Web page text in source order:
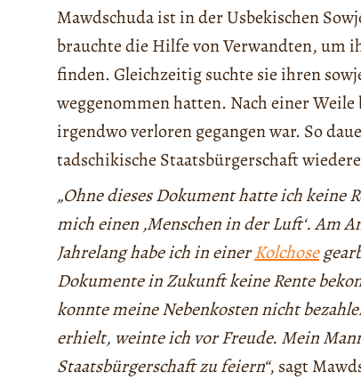
Mawdschuda ist in der Usbekischen
brauchte die Hilfe von Verwandten, um
finden. Gleichzeitig suchte sie ihren
weggenommen hatten. Nach einer
irgendwo verloren gegangen war. So
tadschikische Staatsbürgerschaft
„Ohne dieses Dokument hatte ich keine
mich einen ‚Menschen in der Luft‘. Am
Jahrelang habe ich in einerKolchose
Dokumente in Zukunft keine Rente
konnte meine Nebenkosten nicht
erhielt, weinte ich vor Freude. Mein
Staatsbürgerschaft zu feiern“, sagt